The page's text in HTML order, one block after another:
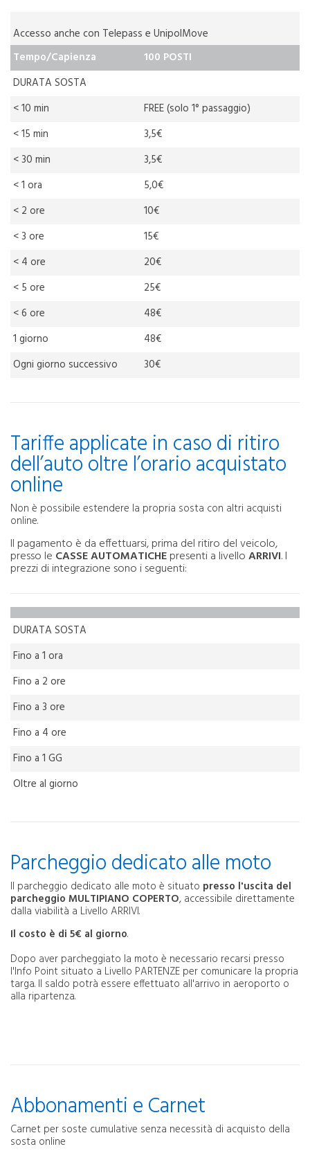
Accesso anche con Telepass e UnipolMove
Tempo/Capienza
100 POSTI
DURATA SOSTA
< 10 min
FREE (solo 1° passaggio)
< 15 min
3,5€
< 30 min
3,5€
< 1 ora
5,0€
< 2 ore
10€
< 3 ore
15€
< 4 ore
20€
< 5 ore
25€
< 6 ore
48€
1 giorno
48€
Ogni giorno successivo
30€
Tariffe applicate in caso di ritiro
dell’auto oltre l’orario acquistato
online
Non è possibile estendere la propria sosta con altri acquisti
online.
Il pagamento è da effettuarsi, prima del ritiro del veicolo,
presso le CASSE AUTOMATICHEpresenti a livelloARRIVI. I
prezzi di integrazione sono i seguenti:
DURATA SOSTA
Fino a 1 ora
Fino a 2 ore
Fino a 3 ore
Fino a 4 ore
Fino a 1 GG
Oltre al giorno
Parcheggio dedicato alle moto
Il parcheggio dedicato alle moto è situato presso l'uscita del
parcheggio MULTIPIANO COPERTO, accessibile direttamente
dalla viabilità a Livello ARRIVI.
Il costo è di 5€ al giorno.
Dopo aver parcheggiato la moto è necessario recarsi presso
l'Info Point situato a Livello PARTENZE per comunicare la propria
targa. Il saldo potrà essere effettuato all'arrivo in aeroporto o
alla ripartenza.
Abbonamenti e Carnet
Carnet per soste cumulative senza necessità di acquisto della
sosta online